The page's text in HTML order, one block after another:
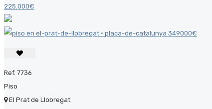
225.000€
Ref. 7736
Piso
El Prat de Llobregat